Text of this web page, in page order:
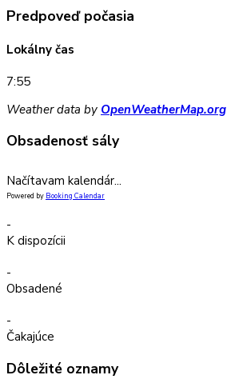
Predpoveď počasia
Lokálny čas
7:55
Weather data by OpenWeatherMap.org
Obsadenosť sály
Načítavam kalendár...
Powered by Booking Calendar
-
K dispozícii
-
Obsadené
-
Čakajúce
Dôležité oznamy